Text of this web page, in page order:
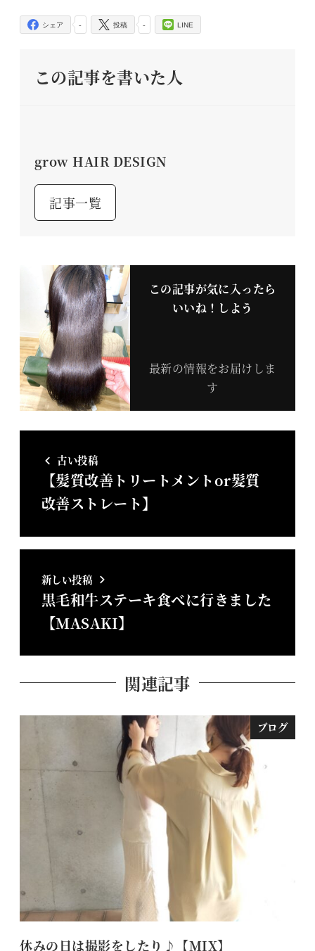
-
シェア -
投稿 LINE
この記事を書いた人
grow HAIR DESIGN
記事一覧
この記事が気に入ったら
いいね！しよう
最新の情報をお届けしま
す
古い投稿
【髪質改善トリートメントor髪質
改善ストレート】
新しい投稿
黒毛和牛ステーキ食べに行きました
【MASAKI】
関連記事
ブログ
休みの日は撮影をしたり♪【MIX】